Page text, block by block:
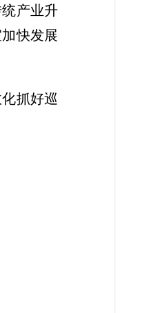
产业升
快发展
抓好巡